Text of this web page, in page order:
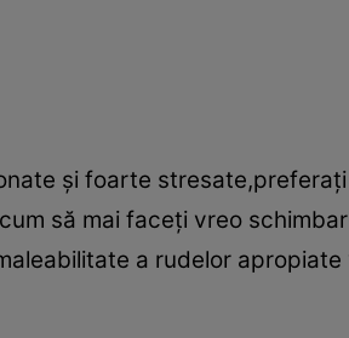
şi foarte
să mai faceţi vreo
a rudelor